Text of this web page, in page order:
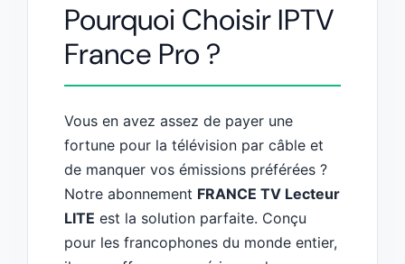
Pourquoi Choisir IPTV
France Pro ?
Vous en avez assez de payer une
fortune pour la télévision par câble et
de manquer vos émissions préférées ?
Notre abonnement FRANCE TV Lecteur
LITE est la solution parfaite. Conçu
pour les francophones du monde entier,